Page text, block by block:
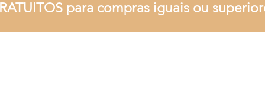
para compras iguais ou